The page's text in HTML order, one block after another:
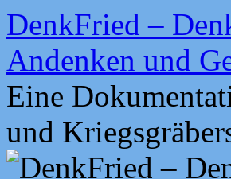
Zum
Inhalt
springen
DenkFried –
Andenken und
Eine
und